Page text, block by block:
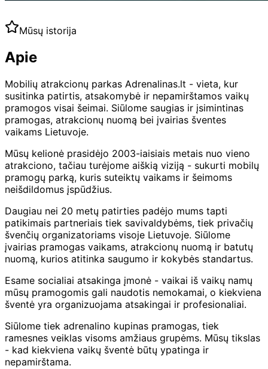
Mūsų istorija
Apie
Mobilių atrakcionų parkas Adrenalinas.lt - vieta, kur
susitinka patirtis, atsakomybė ir nepamirštamos vaikų
pramogos visai šeimai. Siūlome saugias ir įsimintinas
pramogas, atrakcionų nuomą bei įvairias šventes
vaikams Lietuvoje.
Mūsų kelionė prasidėjo 2003-iaisiais metais nuo vieno
atrakciono, tačiau turėjome aiškią viziją - sukurti mobilų
pramogų parką, kuris suteiktų vaikams ir šeimoms
neišdildomus įspūdžius.
Daugiau nei 20 metų patirties padėjo mums tapti
patikimais partneriais tiek savivaldybėms, tiek privačių
švenčių organizatoriams visoje Lietuvoje. Siūlome
įvairias pramogas vaikams, atrakcionų nuomą ir batutų
nuomą, kurios atitinka saugumo ir kokybės standartus.
Esame socialiai atsakinga įmonė - vaikai iš vaikų namų
mūsų pramogomis gali naudotis nemokamai, o kiekviena
šventė yra organizuojama atsakingai ir profesionaliai.
Siūlome tiek adrenalino kupinas pramogas, tiek
ramesnes veiklas visoms amžiaus grupėms. Mūsų tikslas
- kad kiekviena vaikų šventė būtų ypatinga ir
nepamirštama.